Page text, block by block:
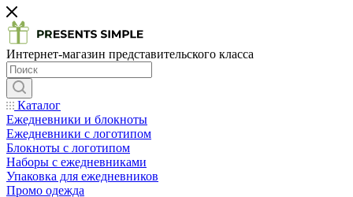
Интернет-магазин представительского класса
Каталог
Ежедневники и блокноты
Ежедневники с логотипом
Блокноты с логотипом
Наборы с ежедневниками
Упаковка для ежедневников
Промо одежда